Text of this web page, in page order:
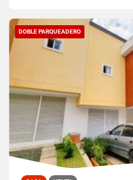
DOBLE PARQUEADERO